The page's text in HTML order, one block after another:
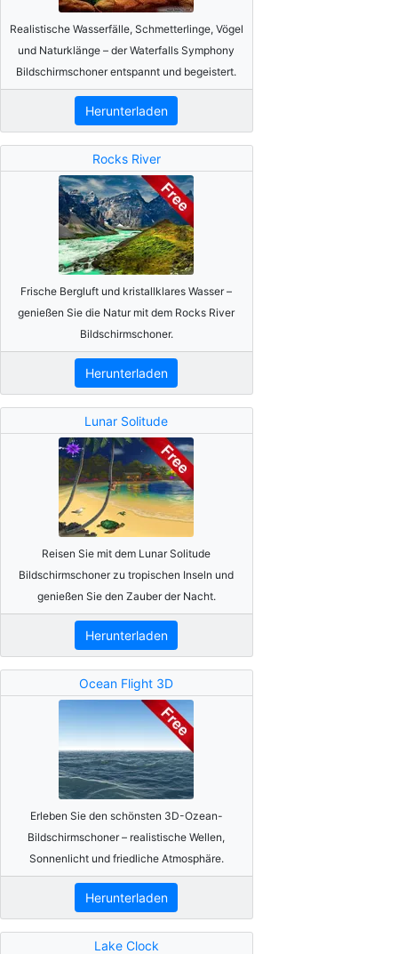
Realistische Wasserfälle, Schmetterlinge, Vögel
und Naturklänge – der Waterfalls Symphony
Bildschirmschoner entspannt und begeistert.
Herunterladen
Rocks River
Frische Bergluft und kristallklares Wasser –
genießen Sie die Natur mit dem Rocks River
Bildschirmschoner.
Herunterladen
Lunar Solitude
Reisen Sie mit dem Lunar Solitude
Bildschirmschoner zu tropischen Inseln und
genießen Sie den Zauber der Nacht.
Herunterladen
Ocean Flight 3D
Erleben Sie den schönsten 3D-Ozean-
Bildschirmschoner – realistische Wellen,
Sonnenlicht und friedliche Atmosphäre.
Herunterladen
Lake Clock